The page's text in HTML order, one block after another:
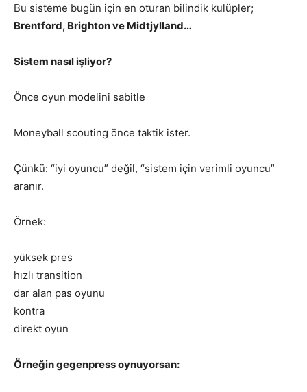
Bu sisteme bugün için en oturan bilindik kulüpler;
Brentford, Brighton ve Midtjylland…
Sistem nasıl işliyor?
Önce oyun modelini sabitle
Moneyball scouting önce taktik ister.
Çünkü: “iyi oyuncu” değil, “sistem için verimli oyuncu”
aranır.
Örnek:
yüksek pres
hızlı transition
dar alan pas oyunu
kontra
direkt oyun
Örneğin gegenpress oynuyorsan: